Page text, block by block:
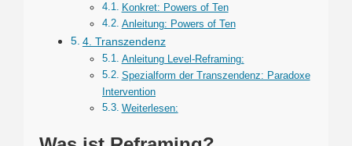
Konkret: Powers of Ten
Anleitung: Powers of Ten
4. Transzendenz
Anleitung Level-Reframing:
Spezialform der Transzendenz: Paradoxe
Intervention
Weiterlesen: